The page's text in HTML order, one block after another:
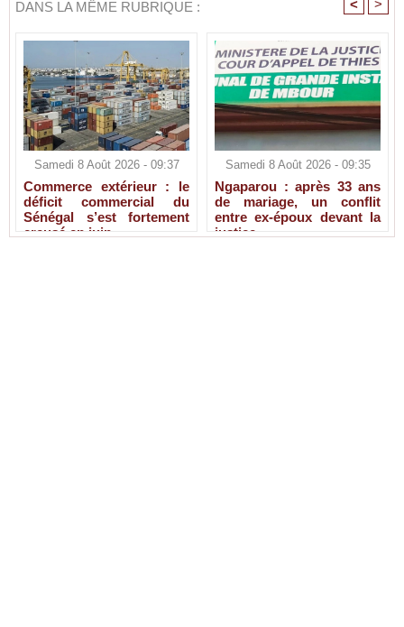
DANS LA MÊME RUBRIQUE : < >
Samedi 8 Août 2026 - 09:37
Commerce extérieur : le
déficit commercial du
Sénégal s’est fortement
creusé en juin
Samedi 8 Août 2026 - 09:35
Ngaparou : après 33 ans
de mariage, un conflit
entre ex-époux devant la
justice